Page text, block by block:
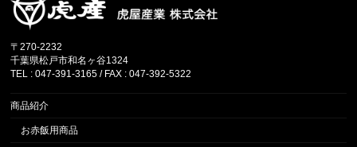
〒270-2232
千葉県松戸市和名ヶ谷1324
TEL : 047-391-3165 / FAX : 047-392-5322
商品紹介
お赤飯用商品